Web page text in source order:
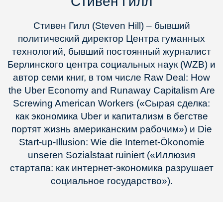
Стивен Гилл (Steven Hill) – бывший
политический директор Центра гуманных
технологий, бывший постоянный журналист
Берлинского центра социальных наук (WZB) и
автор семи книг, в том числе Raw Deal: How
the Uber Economy and Runaway Capitalism Are
Screwing American Workers («Сырая сделка:
как экономика Uber и капитализм в бегстве
портят жизнь американским рабочим») и Die
Start-up-Illusion: Wie die Internet-Ökonomie
unseren Sozialstaat ruiniert («Иллюзия
стартапа: как интернет-экономика разрушает
социальное государство»).